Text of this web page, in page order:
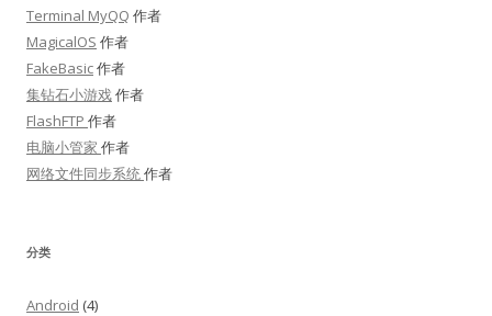
Terminal MyQQ 作者
MagicalOS 作者
FakeBasic作者
集钻石小游戏作者
FlashFTP 作者
电脑小管家 作者
网络文件同步系统作者
分类
Android (4)